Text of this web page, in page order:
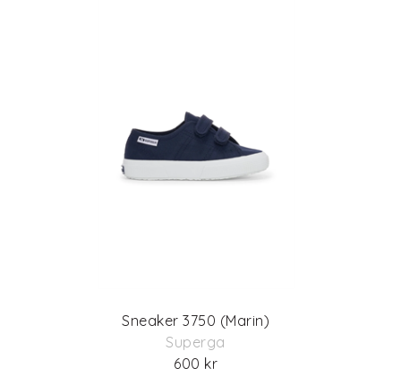
Sneaker 3750 (Marin)
Superga
600 kr